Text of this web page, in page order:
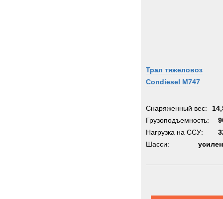
Трал тяжеловоз
Condiesel М747
Снаряженный вес:
Грузоподъемность:
Нагрузка на ССУ:
Шасси: